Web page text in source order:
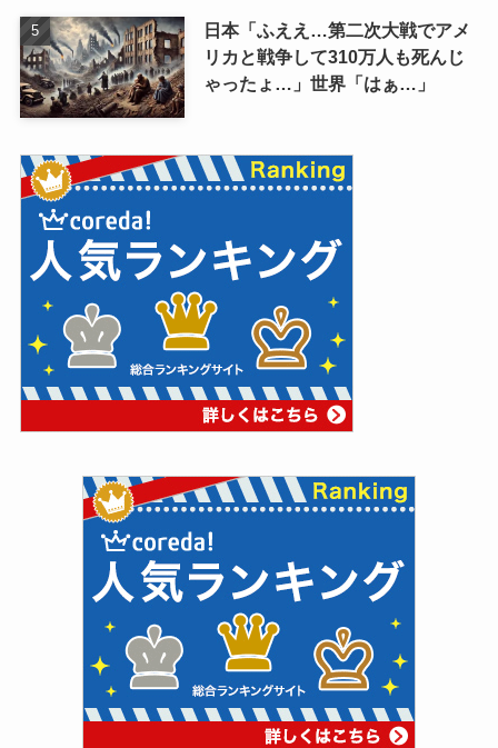
日本「ふええ…第二次大戦でアメ
リカと戦争して310万人も死んじ
ゃったょ…」世界「はぁ…」